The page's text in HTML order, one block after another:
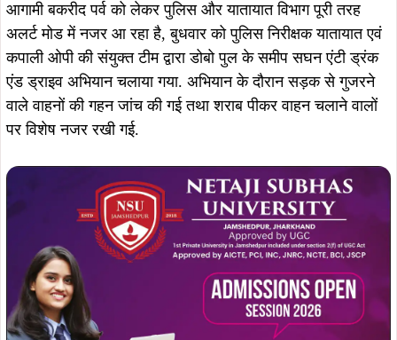
With ChatGPT With Perplexity
सरायकेला / Balram Panda
: खरसावां जिले के कपाली थाना क्षेत्र में
आगामी बकरीद पर्व को लेकर पुलिस और यातायात विभाग पूरी तरह
अलर्ट मोड में नजर आ रहा है, बुधवार को पुलिस निरीक्षक यातायात एवं